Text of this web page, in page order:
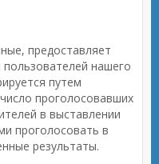
предоставляет
нашего
путем
проголосовавших
в выставлении
проголосовать в
результаты.